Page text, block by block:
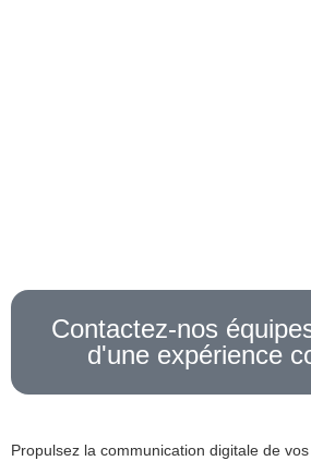
Contactez-nos
d'une expérience
Propulsez la communication digitale de